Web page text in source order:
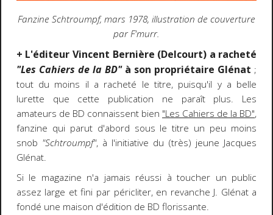
Fanzine Schtroumpf, mars 1978, illustration de couverture
par F'murr.
+ L'éditeur Vincent Bernière (Delcourt) a racheté
"Les Cahiers de la BD"à son propriétaire Glénat ;
tout du moins il a racheté le titre, puisqu'il y a belle
lurette que cette publication ne paraît plus. Les
amateurs de BD connaissent bien "Les Cahiers de la BD",
fanzine qui parut d'abord sous le titre un peu moins
snob "Schtroumpf", à l'initiative du (très) jeune Jacques
Glénat.
Si le magazine n'a jamais réussi à toucher un public
assez large et fini par péricliter, en revanche J. Glénat a
fondé une maison d'édition de BD florissante.